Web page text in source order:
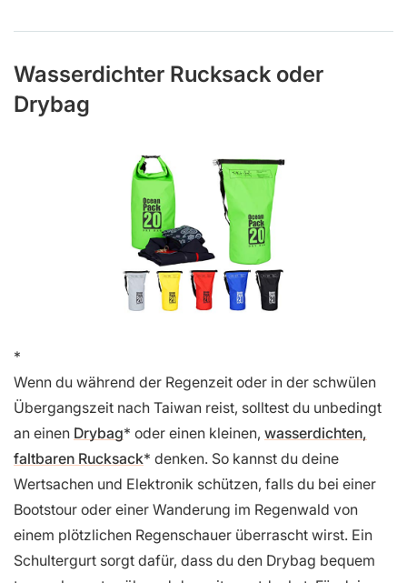
Wasserdichter Rucksack oder
Drybag
Wenn du während der Regenzeit oder in der schwülen
Übergangszeit nach Taiwan reist, solltest du unbedingt
an einen Drybag oder einen kleinen, wasserdichten,
faltbaren Rucksack denken. So kannst du deine
Wertsachen und Elektronik schützen, falls du bei einer
Bootstour oder einer Wanderung im Regenwald von
einem plötzlichen Regenschauer überrascht wirst. Ein
Schultergurt sorgt dafür, dass du den Drybag bequem